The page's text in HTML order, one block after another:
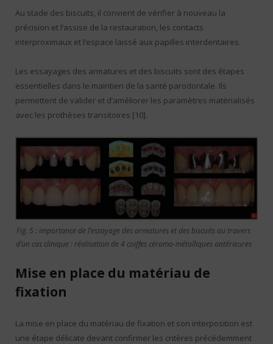
Au stade des biscuits, il convient de vérifier à nouveau la
précision et l’assise de la restauration, les contacts
interproximaux et l’espace laissé aux papilles interdentaires.
Les essayages des armatures et des biscuits sont des étapes
essentielles dans le maintien de la santé parodontale. Ils
permettent de valider et d’améliorer les paramètres matérialisés
avec les prothèses transitoires [10].
Fig. 5 : importance de l’essayage des armatures et des biscuits au travers
d’un cas clinique : réalisation de 4 coiffes céramo-métalliques antérieures
Mise en place du matériau de
fixation
La mise en place du matériau de fixation et son interposition est
une étape délicate devant confir­mer les critères précédemment